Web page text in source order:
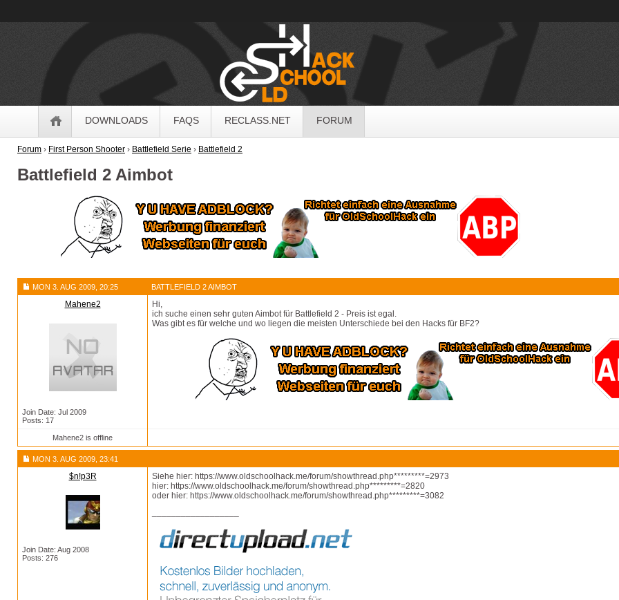
DOWNLOADS FAQS RECLASS.NET FORUM
Forum › First Person Shooter › Battlefield Serie › Battlefield 2
Battlefield 2 Aimbot
MON 3. AUG 2009, 20:25 BATTLEFIELD 2 AIMBOT
Mahene2
Join Date: Jul 2009
Posts: 17
Hi,
ich suche einen sehr guten Aimbot für Battlefield 2 - Preis ist egal.
Was gibt es für welche und wo liegen die meisten Unterschiede bei den Hacks für BF2?
Mahene2 is offline
MON 3. AUG 2009, 23:41
$n!p3R
Join Date: Aug 2008
Posts: 276
Siehe hier: https://www.oldschoolhack.me/forum/showthread.php*********=2973
hier: https://www.oldschoolhack.me/forum/showthread.php*********=2820
oder hier: https://www.oldschoolhack.me/forum/showthread.php*********=3082